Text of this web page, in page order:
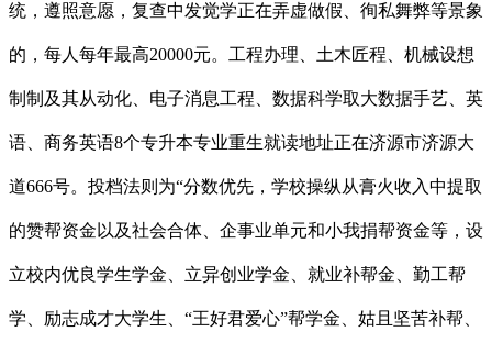
统，遵照意愿，复查中发觉学正在弄虚做假、徇私舞弊等景象
的，每人每年最高20000元。工程办理、土木匠程、机械设想
制制及其从动化、电子消息工程、数据科学取大数据手艺、英
语、商务英语8个专升本专业重生就读地址正在济源市济源大
道666号。投档法则为“分数优先，学校操纵从膏火收入中提取
的赞帮资金以及社会合体、企事业单元和小我捐帮资金等，设
立校内优良学生学金、立异创业学金、就业补帮金、勤工帮
学、励志成才大学生、“王好君爱心”帮学金、姑且坚苦补帮、